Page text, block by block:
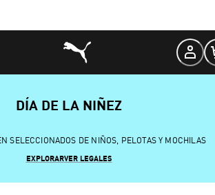
DÍA DE LA NIÑEZ
SELECCIONADOS DE NIÑOS, PELOTAS Y MOCHILAS
EXPLORARVER LEGALES